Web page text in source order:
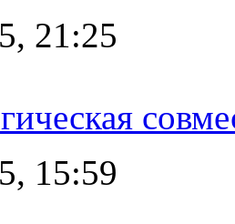
21:25
15:59